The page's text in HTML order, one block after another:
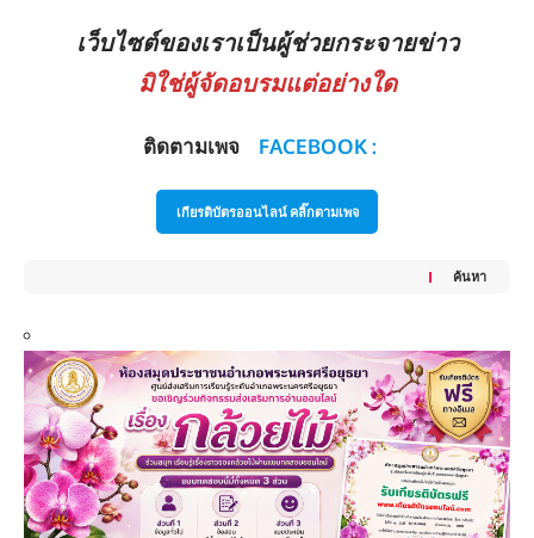
เว็บไซต์ของเราเป็นผู้ช่วยกระจายข่าว
มิใช่ผู้จัดอบรมแต่อย่างใด
ติดตามเพจ FACEBOOK :
เกียรติบัตรออนไลน์ คลิ๊กตามเพจ
ค้นหา